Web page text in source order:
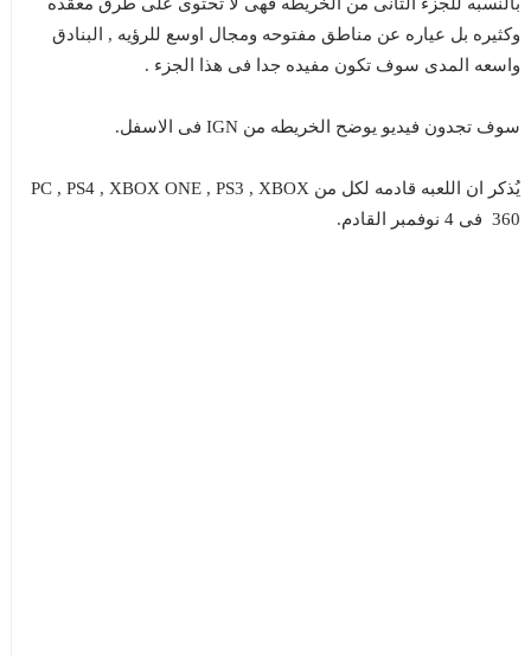
وكثيره بل عياره عن مناطق مفتوحه ومجال اوسع للرؤيه , البنادق
واسعه المدى سوف تكون مفيده جدا فى هذا الجزء .
سوف تجدون فيديو يوضح الخريطه من IGN فى الاسفل.
يُذكر ان اللعبه قادمه لكل من PC , PS4 , XBOX ONE , PS3 , XBOX
360 فى 4 نوفمبر القادم.